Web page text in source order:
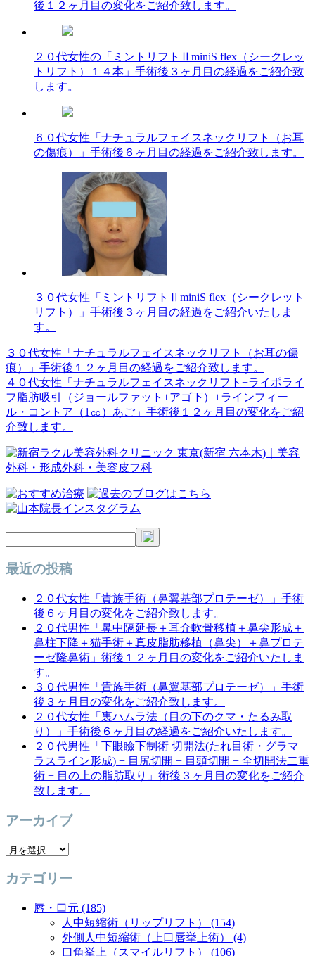
後１２ヶ月目の変化をご紹介致します。
２０代女性の「ミントリフトⅡminiS flex（シークレッ
トリフト）１４本」手術後３ヶ月目の経過をご紹介致
します。
６０代女性「ナチュラルフェイスネックリフト（お耳
の傷痕）」手術後６ヶ月目の経過をご紹介致します。
３０代女性「ミントリフトⅡminiS flex（シークレット
リフト）」手術後３ヶ月目の経過をご紹介いたしま
す。
投
稿
ナ
ビ
ゲ
ー
シ
ョ
ン
３０代女性「ナチュラルフェイスネックリフト（お耳の傷
痕）」手術後１２ヶ月目の経過をご紹介致します。
４０代女性「ナチュラルフェイスネックリフト+ライポライ
フ脂肪吸引（ジョールファット+アゴ下）+ラインフィー
ル・コントア（1㏄）あご」手術後１２ヶ月目の変化をご紹
介致します。
最近の投稿
２０代女性「貴族手術（鼻翼基部プロテーゼ）」手術
後６ヶ月目の変化をご紹介致します。
２０代男性「鼻中隔延長＋耳介軟骨移植＋鼻尖形成＋
鼻柱下降＋猫手術＋真皮脂肪移植（鼻尖）＋鼻プロテ
ーゼ隆鼻術」術後１２ヶ月目の変化をご紹介いたしま
す。
３０代男性「貴族手術（鼻翼基部プロテーゼ）」手術
後３ヶ月目の変化をご紹介致します。
２０代女性「裏ハムラ法（目の下のクマ・たるみ取
り）」手術後６ヶ月目の経過をご紹介いたします。
２０代男性「下眼瞼下制術 切開法(たれ目術・グラマ
ラスライン形成) + 目尻切開 + 目頭切開 + 全切開法二重
術 + 目の上の脂肪取り」術後３ヶ月目の変化をご紹介
致します。
アーカイブ
ア
カ
カテゴリー
唇・口元 (185)
人中短縮術（リップリフト） (154)
外側人中短縮術（上口唇挙上術） (4)
口角挙上（スマイルリフト） (106)